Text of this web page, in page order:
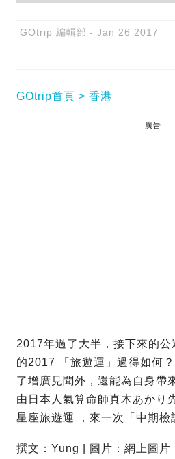
GOtrip 編輯部 Jan 26 2017
GOtrip首頁 香港
廣告
2017年過了大半，接下來的
的2017 「旅遊運」過得如何
了增廣見聞外，還能為自身帶
由日本人氣算命師真木あかり
星座旅遊運 ，來一次「中期檢
撰文：Yung | 圖片：網上圖片